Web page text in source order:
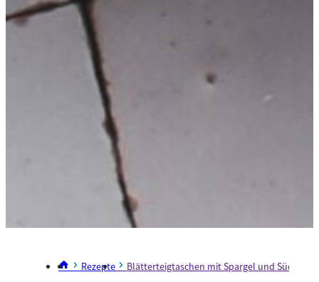
Rezepte Blätterteigtaschen mit Spargel und Südtiroler